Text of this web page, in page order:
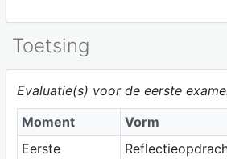
Toetsing
Evaluatie(s) voor de eerste
Moment
Vorm
Eerste